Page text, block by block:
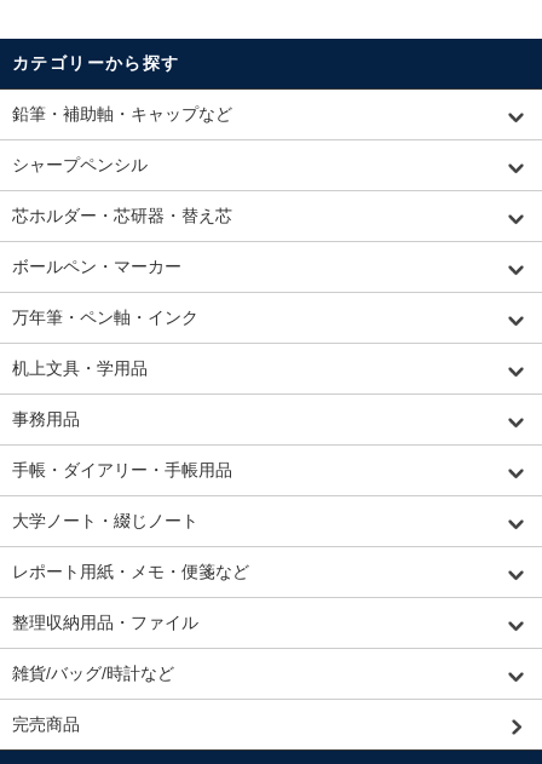
カテゴリーから探す
鉛筆・補助軸・キャップなど
シャープペンシル
芯ホルダー・芯研器・替え芯
ボールペン・マーカー
万年筆・ペン軸・インク
机上文具・学用品
事務用品
手帳・ダイアリー・手帳用品
大学ノート・綴じノート
レポート用紙・メモ・便箋など
整理収納用品・ファイル
雑貨/バッグ/時計など
完売商品